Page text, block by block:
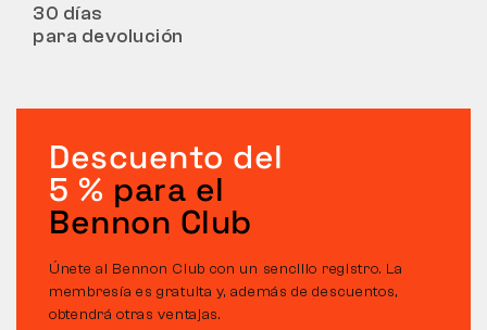
30 días
para devolución
Descuento del
5 % para el
Bennon Club
Únete al Bennon Club con un sencillo registro. La
membresía es gratuita y, además de descuentos,
obtendrá otras ventajas.